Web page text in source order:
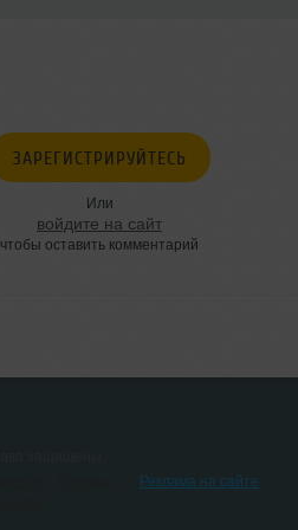
ЗАРЕГИСТРИРУЙТЕСЬ
Или
войдите на сайт
чтобы оставить комментарий
Реклама на сайте